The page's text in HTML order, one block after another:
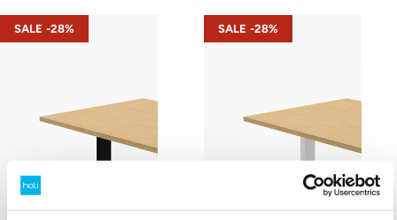
s22 – Gestell Schwarz (glatt)
SALE -28% s22 – Gestell Weiß (glatt)
SALE -28%